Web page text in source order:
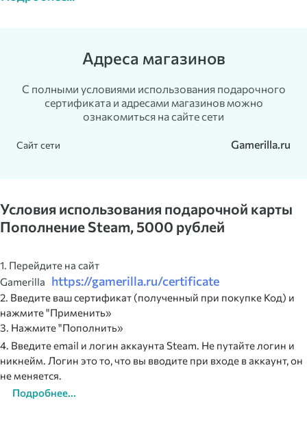
Адреса магазинов
С полными условиями использования подарочного
сертификата и адресами магазинов можно
ознакомиться на сайте сети
Сайт сети Gamerilla.ru
Условия использования подарочной карты
Пополнение Steam, 5000 рублей
1. Перейдите на сайт
Gamerilla
https://gamerilla.ru/certificate
2. Введите ваш сертификат (полученный при покупке Код) и
нажмите "Применить»
3. Нажмите "Пополнить»
4. Введите email и логин аккаунта Steam. Не путайте логин и
никнейм. Логин это то, что вы вводите при входе в аккаунт, он
не меняется.
Подробнее...